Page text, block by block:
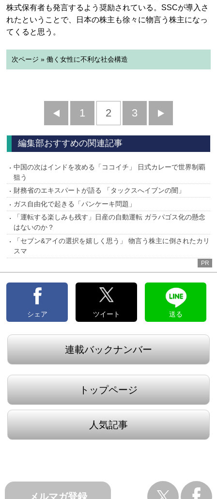
株式保有者も発言するよう奨励されている。SSCが導入さ
れたということで、日本の株主も徐々に物言う株主になっ
てくると思う。
次ページ » 働く女性に不利な社会構造
前
へ
1 2 3
へ
編集部おすすめの関連記事
中国の次はインドを攻める「ココイチ」 日式カレーで世界制覇
狙う
財務省のエキスパートが語る 「タックスへイブンの闇」
ガス自由化で起きる「パンケーキ問題」
「運転する楽しみも残す」日産の自動運転 ガラパゴス化の懸念
はないのか？
「セブン&アイの選択を嬉しく思う」 物言う株主に倒されたカリ
スマ
PR
シェア ツイート 送る
連載バックナンバー
トップページ
人気記事
メルマガ登録